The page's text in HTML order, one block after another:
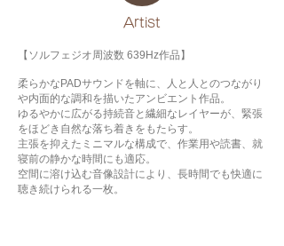
​Artist
【ソルフェジオ周波数 639Hz作品】
柔らかなPADサウンドを軸に、人と人とのつながり
や内面的な調和を描いたアンビエント作品。
ゆるやかに広がる持続音と繊細なレイヤーが、緊張
をほどき自然な落ち着きをもたらす。
主張を抑えたミニマルな構成で、作業用や読書、就
寝前の静かな時間にも適応。
空間に溶け込む音像設計により、長時間でも快適に
聴き続けられる一枚。